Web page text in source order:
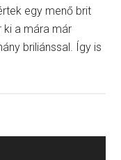
egy menő brit
ki a mára már
briliánssal. Így is